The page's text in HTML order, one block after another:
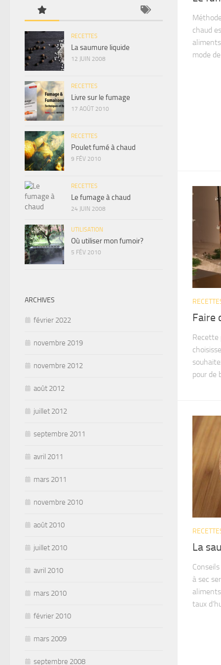
chaud
mode
Faire
Recette
pour de
La
à sec
taux
RECETTES
La saumure liquide
12 JUIN 2008
RECETTES
Livre sur le fumage
17 AOÛT 2010
RECETTES
Poulet fumé à chaud
9 FÉV 2010
RECETTES
Le fumage à chaud
24 JUIN 2008
UTILISATION
Où utiliser mon fumoir?
5 FÉV 2010
ARCHIVES
février 2022
novembre 2019
novembre 2012
août 2012
juillet 2012
septembre 2011
avril 2011
mars 2011
novembre 2010
août 2010
juillet 2010
avril 2010
mars 2010
février 2010
mars 2009
septembre 2008